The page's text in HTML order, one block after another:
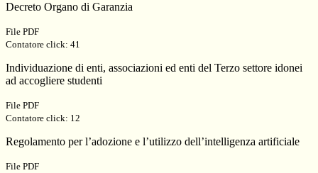
Decreto Organo di Garanzia
File PDF
Contatore click: 41
Individuazione di enti, associazioni ed enti del Terzo settore idonei
ad accogliere studenti
File PDF
Contatore click: 12
Regolamento per l’adozione e l’utilizzo dell’intelligenza artificiale
File PDF